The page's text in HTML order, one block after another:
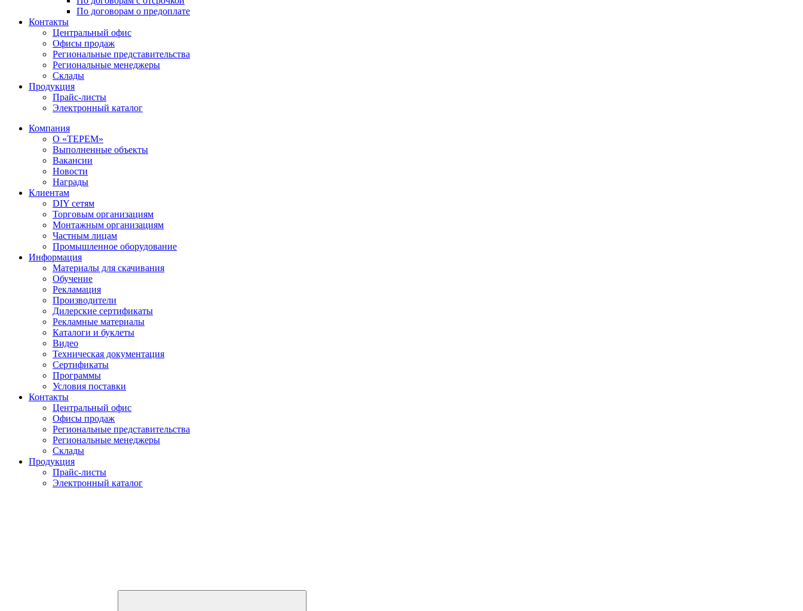
По договорам о предоплате
Контакты
Центральный офис
Офисы продаж
Региональные представительства
Региональные менеджеры
Склады
Продукция
Прайс-листы
Электронный каталог
Компания
О «ТЕРЕМ»
Выполненные объекты
Вакансии
Новости
Награды
Клиентам
DIY сетям
Торговым организациям
Монтажным организациям
Частным лицам
Промышленное оборудование
Информация
Материалы для скачивания
Обучение
Рекламация
Производители
Дилерские сертификаты
Рекламные материалы
Каталоги и буклеты
Видео
Техническая документация
Сертификаты
Программы
Условия поставки
Контакты
Центральный офис
Офисы продаж
Региональные представительства
Региональные менеджеры
Склады
Продукция
Прайс-листы
Электронный каталог